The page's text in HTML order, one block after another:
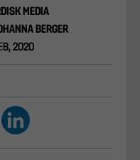
MEDIA
BERGER
2020